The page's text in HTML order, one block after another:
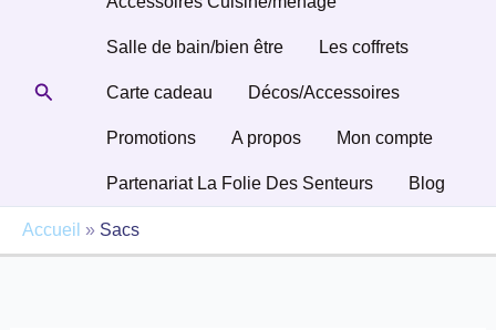
Rechercher
Salle de bain/bien être Les coffrets
Carte cadeau Décos/Accessoires
Promotions A propos Mon compte
Partenariat La Folie Des Senteurs Blog
Accueil » Sacs